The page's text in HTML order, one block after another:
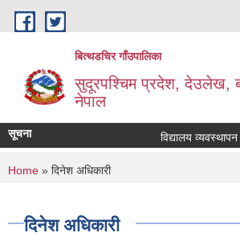
Skip to main content
बित्थडचिर गाँउपालिका
सुदूरपश्चिम प्रदेश, देउलेख,
नेपाल
सूचना विद्यालय व्यवस्थापन
You are here
Home » दिनेश अधिकारी
दिनेश अधिकारी